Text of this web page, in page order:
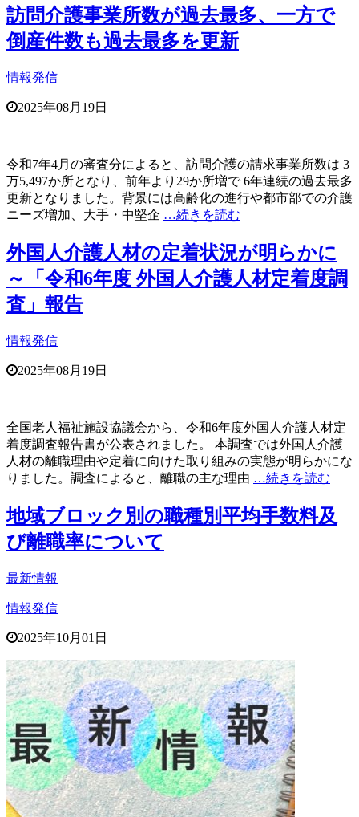
訪問介護事業所数が過去最多、一方で
倒産件数も過去最多を更新
情報発信
2025年08月19日
令和7年4月の審査分によると、訪問介護の請求事業所数は 3
万5,497か所となり、前年より29か所増で 6年連続の過去最多
更新となりました。背景には高齢化の進行や都市部での介護
ニーズ増加、大手・中堅企 …続きを読む
外国人介護人材の定着状況が明らかに
～「令和6年度 外国人介護人材定着度調
査」報告
情報発信
2025年08月19日
全国老人福祉施設協議会から、令和6年度外国人介護人材定
着度調査報告書が公表されました。 本調査では外国人介護
人材の離職理由や定着に向けた取り組みの実態が明らかにな
りました。調査によると、離職の主な理由 …続きを読む
地域ブロック別の職種別平均手数料及
び離職率について
最新情報
情報発信
2025年10月01日